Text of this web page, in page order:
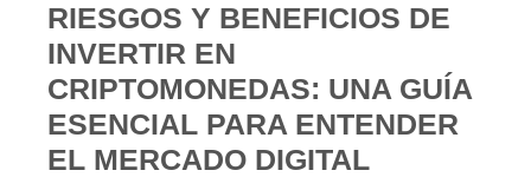
RIESGOS Y BENEFICIOS DE
INVERTIR EN
CRIPTOMONEDAS: UNA GUÍA
ESENCIAL PARA ENTENDER
EL MERCADO DIGITAL